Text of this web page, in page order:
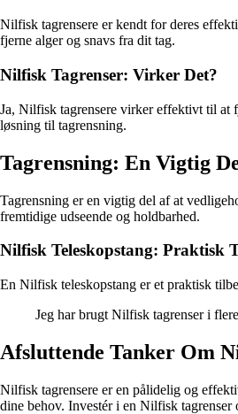
Nilfisk tagrensere er kendt for deres
fjerne alger og snavs fra dit tag.
Nilfisk Tagrenser: Virker Det?
Ja, Nilfisk tagrensere virker effektivt til at
løsning til tagrensning.
Tagrensning: En Vigtig
Tagrensning er en vigtig del af at
fremtidige udseende og holdbarhed.
Nilfisk Teleskopstang: Praktisk
En Nilfisk teleskopstang er et praktisk
Jeg har brugt Nilfisk tagrenser i
Afsluttende Tanker Om
Nilfisk tagrensere er en pålidelig og
dine behov. Investér i en Nilfisk